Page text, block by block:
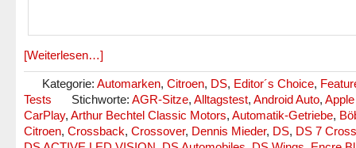
[Weiterlesen…]
Kategorie: Automarken, Citroen, DS, Editor´s Choice,
Tests
Stichworte: AGR-Sitze, Alltagstest, Android Auto, Apple
CarPlay, Arthur Bechtel Classic Motors, Automatik-Getriebe,
Citroen, Crossback, Crossover, Dennis Mieder, DS, DS 7